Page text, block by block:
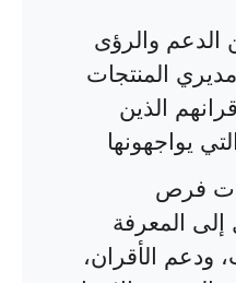
والرؤى
المنتجات
الذين
يواجهونها
فرص
إلى المعرفة
ودعم الأقران،